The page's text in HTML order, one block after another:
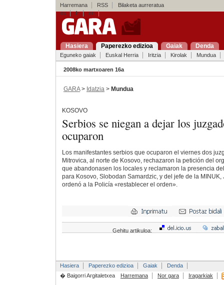
Harremana RSS
Bilaketa aurreratua
es
fr en
Hasiera Paperezko edizioa Gaiak Denda
Eguneko gaiak Euskal Herria Iritzia Kirolak Mundua
2008ko martxoaren 16a
GARA> Idatzia > Mundua
KOSOVO
Serbios se niegan a dejar los
ocuparon
Los manifestantes serbios que ocuparon el viernes dos
Mitrovica, al norte de Kosovo, rechazaron la petición del
que abandonasen los locales y reclamaron la presencia
para Kosovo, Slobodan Samardzic, y del jefe de la MINUK,
ordenó a la Policía «restablecer el orden».
Gehitu artikuloa:
Hasiera Paperezko edizioa Gaiak
Denda
� Baigorri Argitaletxea
Harremana Nor gara Iragarkiak